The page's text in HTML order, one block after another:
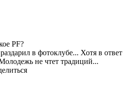
PF?
в фотоклубе... Хотя в ответ
не чтет традиций...